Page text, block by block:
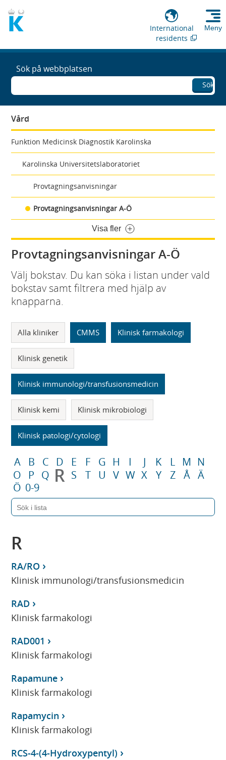
International
residents
Meny
Sök på webbplatsen
Sök
Vård
Funktion Medicinsk Diagnostik Karolinska
Karolinska Universitetslaboratoriet
Provtagningsanvisningar
Provtagningsanvisningar A-Ö
Visa fler
Provtagningsanvisningar A-Ö
Välj bokstav. Du kan söka i listan under vald
bokstav samt filtrera med hjälp av
knapparna.
Alla kliniker CMMS Klinisk farmakologi
Klinisk genetik
Klinisk immunologi/transfusionsmedicin
Klinisk kemi Klinisk mikrobiologi
Klinisk patologi/cytologi
A B C D E F G H I J K L M N
O
P Q R S T U V W X Y Z Å Ä
Ö 0-9
R
RA/RO
Klinisk immunologi/transfusionsmedicin
RAD
Klinisk farmakologi
RAD001
Klinisk farmakologi
Rapamune
Klinisk farmakologi
Rapamycin
Klinisk farmakologi
RCS-4-(4-Hydroxypentyl)